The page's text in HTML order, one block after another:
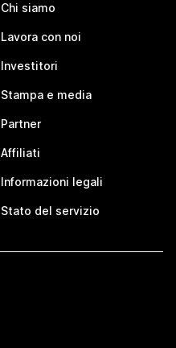
Chi siamo
Lavora con noi
Investitori
Stampa e media
Partner
Affiliati
Informazioni legali
Stato del servizio